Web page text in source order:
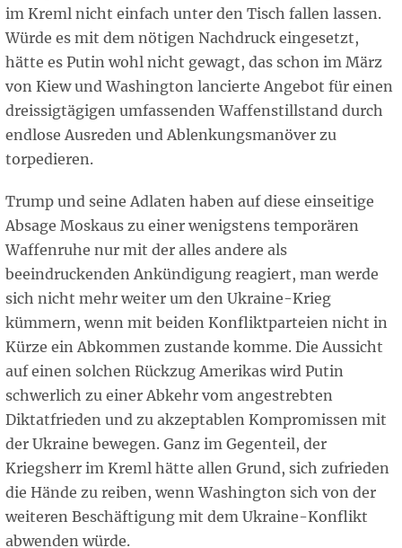
im Kreml nicht einfach unter den Tisch fallen lassen.
Würde es mit dem nötigen Nachdruck eingesetzt,
hätte es Putin wohl nicht gewagt, das schon im März
von Kiew und Washington lancierte Angebot für einen
dreissigtägigen umfassenden Waffenstillstand durch
endlose Ausreden und Ablenkungsmanöver zu
torpedieren.
Trump und seine Adlaten haben auf diese einseitige
Absage Moskaus zu einer wenigstens temporären
Waffenruhe nur mit der alles andere als
beeindruckenden Ankündigung reagiert, man werde
sich nicht mehr weiter um den Ukraine-Krieg
kümmern, wenn mit beiden Konfliktparteien nicht in
Kürze ein Abkommen zustande komme. Die Aussicht
auf einen solchen Rückzug Amerikas wird Putin
schwerlich zu einer Abkehr vom angestrebten
Diktatfrieden und zu akzeptablen Kompromissen mit
der Ukraine bewegen. Ganz im Gegenteil, der
Kriegsherr im Kreml hätte allen Grund, sich zufrieden
die Hände zu reiben, wenn Washington sich von der
weiteren Beschäftigung mit dem Ukraine-Konflikt
abwenden würde.